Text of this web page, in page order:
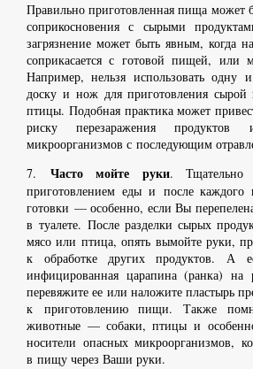
Правильно приготовленная пища может
соприкосновения с сырыми
загрязнение может быть явным, когда
соприкасается с готовой пищей, или
Например, нельзя использовать одну
доску и нож для приготовления
птицы. Подобная практика может
риску перезаражения
микроорганизмов с последующим
7. Часто мойте руки. Тщательно
приготовлением еды и после каждого
готовки — особенно, если Вы
в туалете. После разделки сырых
мясо или птица, опять вымойте руки,
к обработке других продуктов. А
инфицированная царапина (ранка) на
перевяжите ее или наложите пластырь
к приготовлению пищи. Также
животные — собаки, птицы и
носители опасных микроорганизмов,
в пищу через Ваши руки.